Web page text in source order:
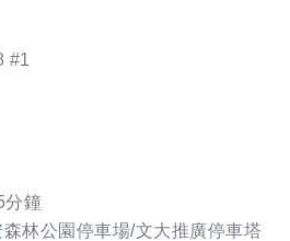
#1
分鐘
林公園停車場/文大推廣停車塔